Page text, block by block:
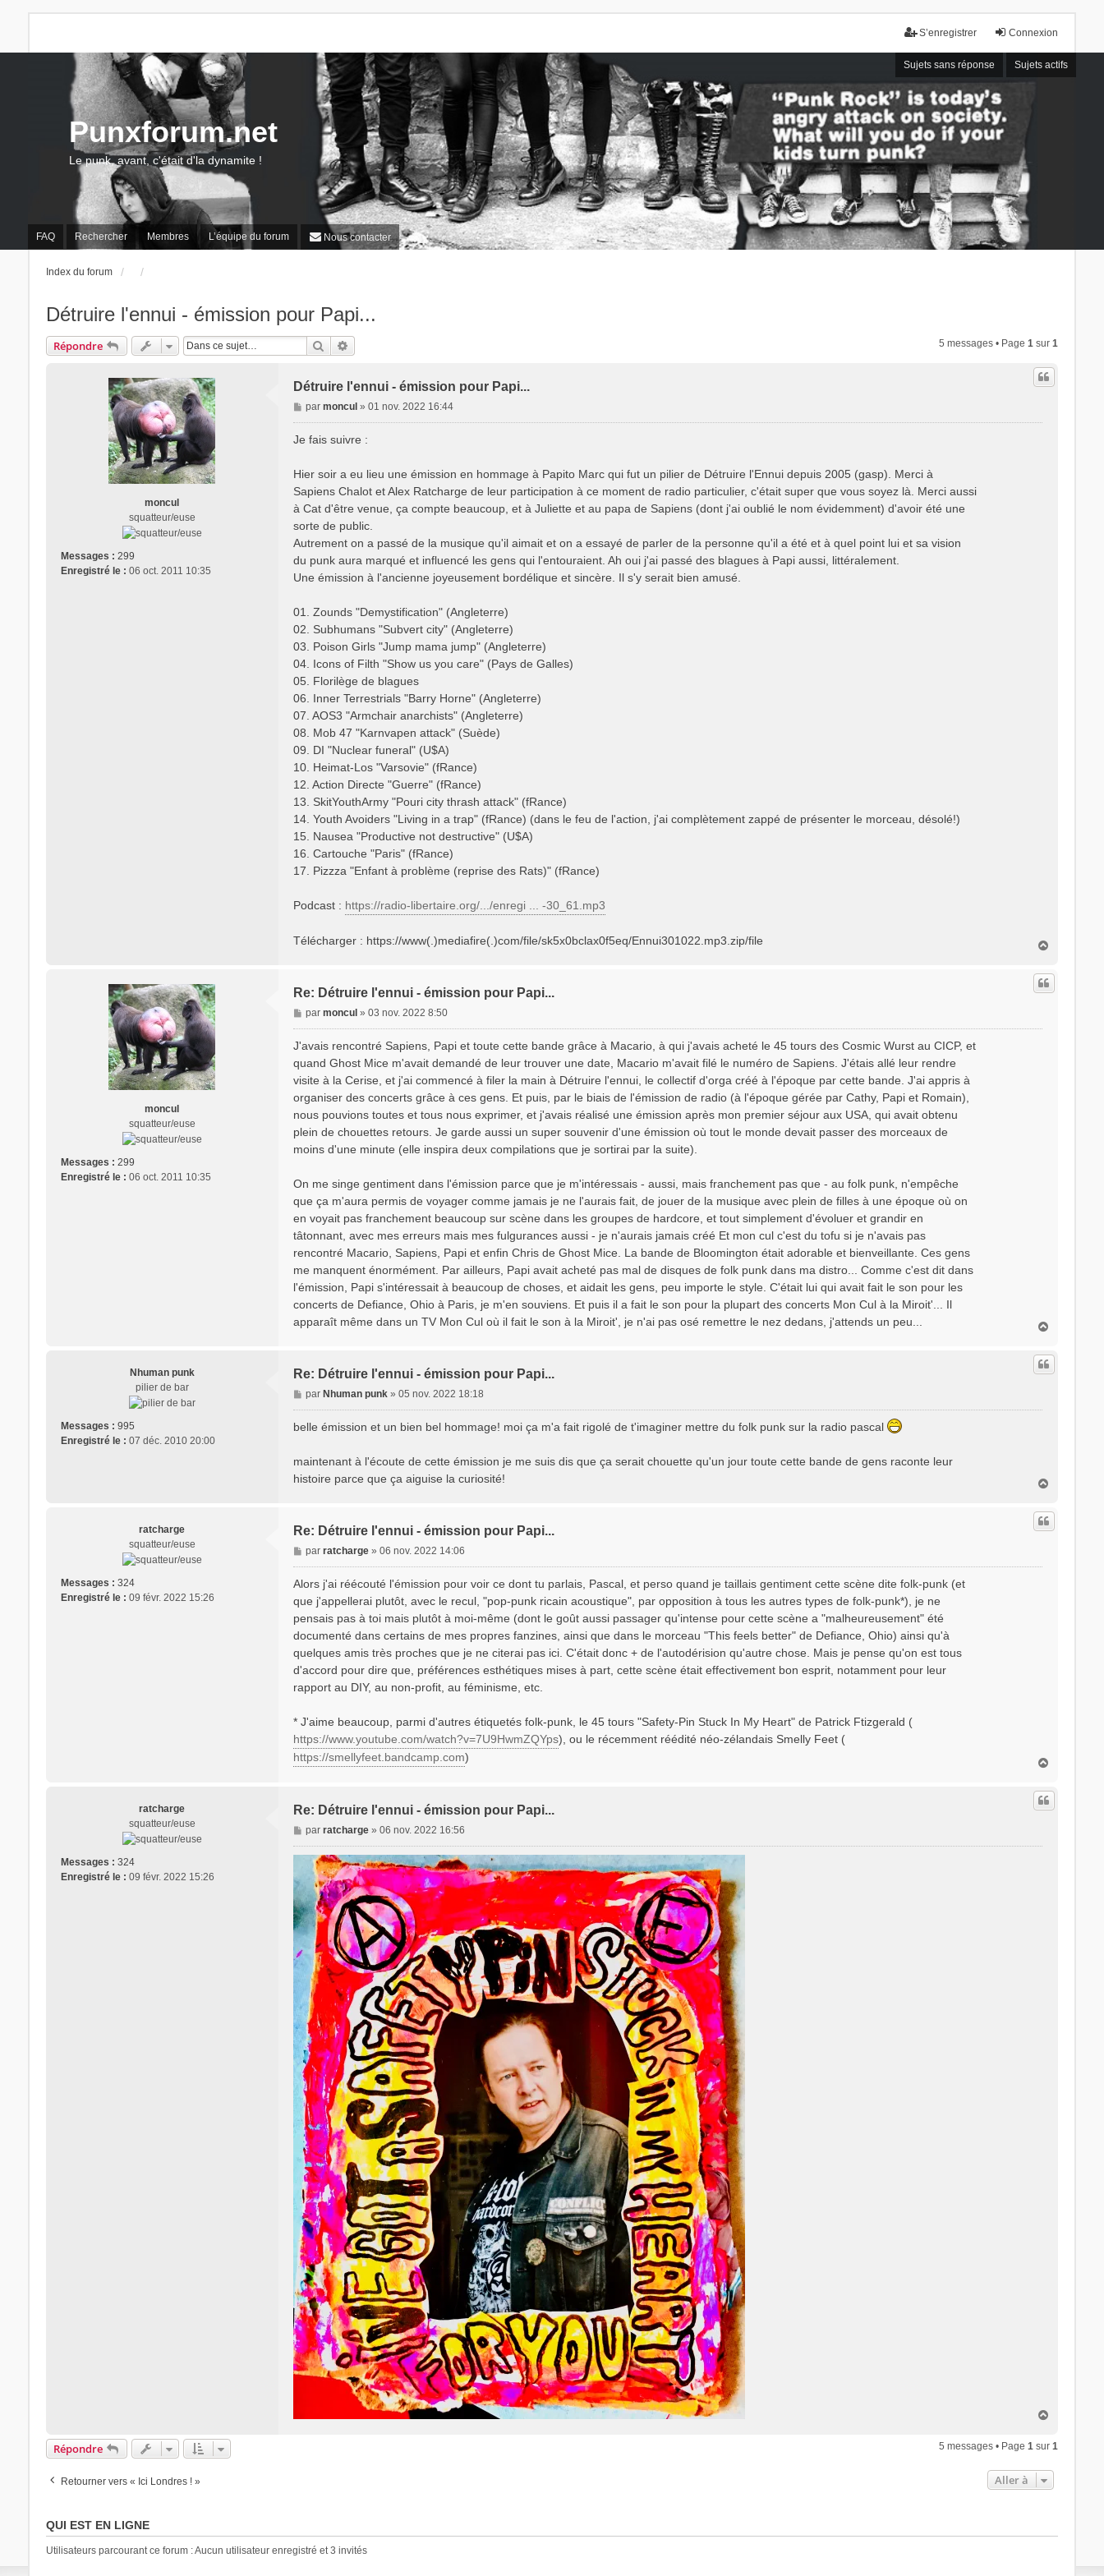
Connexion
S’enregistrer
Sujets sans réponse Sujets actifs
FAQ Rechercher Membres L’équipe du forum Nous contacter
Punxforum.net
Le punk, avant, c'était d'la dynamite !
Index du forum
Détruire l'ennui - émission pour Papi...
Répondre Rechercher 5 messages • Page1 sur1
moncul
squatteur/euse
Messages : 299
Enregistré le : 06 oct. 2011 10:35
Détruire l'ennui - émission pour Papi...
M
e
g
e
parmoncul »01 nov. 2022 16:44
Je fais suivre :
Hier soir a eu lieu une émission en hommage à Papito Marc qui fut un pilier de Détruire l'Ennui depuis 2005 (gasp). Merci à
Sapiens Chalot et Alex Ratcharge de leur participation à ce moment de radio particulier, c'était super que vous soyez là. Merci aussi
à Cat d'être venue, ça compte beaucoup, et à Juliette et au papa de Sapiens (dont j'ai oublié le nom évidemment) d'avoir été une
sorte de public.
Autrement on a passé de la musique qu'il aimait et on a essayé de parler de la personne qu'il a été et à quel point lui et sa vision
du punk aura marqué et influencé les gens qui l'entouraient. Ah oui j'ai passé des blagues à Papi aussi, littéralement.
Une émission à l'ancienne joyeusement bordélique et sincère. Il s'y serait bien amusé.
01. Zounds "Demystification" (Angleterre)
02. Subhumans "Subvert city" (Angleterre)
03. Poison Girls "Jump mama jump" (Angleterre)
04. Icons of Filth "Show us you care" (Pays de Galles)
05. Florilège de blagues
06. Inner Terrestrials "Barry Horne" (Angleterre)
07. AOS3 "Armchair anarchists" (Angleterre)
08. Mob 47 "Karnvapen attack" (Suède)
09. DI "Nuclear funeral" (U$A)
10. Heimat-Los "Varsovie" (fRance)
12. Action Directe "Guerre" (fRance)
13. SkitYouthArmy "Pouri city thrash attack" (fRance)
14. Youth Avoiders "Living in a trap" (fRance) (dans le feu de l'action, j'ai complètement zappé de présenter le morceau, désolé!)
15. Nausea "Productive not destructive" (U$A)
16. Cartouche "Paris" (fRance)
17. Pizzza "Enfant à problème (reprise des Rats)" (fRance)
Podcast : https://radio-libertaire.org/.../enregi ... -30_61.mp3
Télécharger : https://www(.)mediafire(.)com/file/sk5x0bclax0f5eq/Ennui301022.mp3.zip/file
u
moncul
squatteur/euse
Messages : 299
Enregistré le : 06 oct. 2011 10:35
Re: Détruire l'ennui - émission pour Papi...
M
e
a
g
e
parmoncul »03 nov. 2022 8:50
J'avais rencontré Sapiens, Papi et toute cette bande grâce à Macario, à qui j'avais acheté le 45 tours des Cosmic Wurst au CICP, et
quand Ghost Mice m'avait demandé de leur trouver une date, Macario m'avait filé le numéro de Sapiens. J'étais allé leur rendre
visite à la Cerise, et j'ai commencé à filer la main à Détruire l'ennui, le collectif d'orga créé à l'époque par cette bande. J'ai appris à
organiser des concerts grâce à ces gens. Et puis, par le biais de l'émission de radio (à l'époque gérée par Cathy, Papi et Romain),
nous pouvions toutes et tous nous exprimer, et j'avais réalisé une émission après mon premier séjour aux USA, qui avait obtenu
plein de chouettes retours. Je garde aussi un super souvenir d'une émission où tout le monde devait passer des morceaux de
moins d'une minute (elle inspira deux compilations que je sortirai par la suite).
On me singe gentiment dans l'émission parce que je m'intéressais - aussi, mais franchement pas que - au folk punk, n'empêche
que ça m'aura permis de voyager comme jamais je ne l'aurais fait, de jouer de la musique avec plein de filles à une époque où on
en voyait pas franchement beaucoup sur scène dans les groupes de hardcore, et tout simplement d'évoluer et grandir en
tâtonnant, avec mes erreurs mais mes fulgurances aussi - je n'aurais jamais créé Et mon cul c'est du tofu si je n'avais pas
rencontré Macario, Sapiens, Papi et enfin Chris de Ghost Mice. La bande de Bloomington était adorable et bienveillante. Ces gens
me manquent énormément. Par ailleurs, Papi avait acheté pas mal de disques de folk punk dans ma distro... Comme c'est dit dans
l'émission, Papi s'intéressait à beaucoup de choses, et aidait les gens, peu importe le style. C'était lui qui avait fait le son pour les
concerts de Defiance, Ohio à Paris, je m'en souviens. Et puis il a fait le son pour la plupart des concerts Mon Cul à la Miroit'... Il
apparaît même dans un TV Mon Cul où il fait le son à la Miroit', je n'ai pas osé remettre le nez dedans, j'attends un peu...
u
Nhuman punk
pilier de bar
Messages : 995
Enregistré le : 07 déc. 2010 20:00
Re: Détruire l'ennui - émission pour Papi...
M
e
s
g
e
parNhuman punk »05 nov. 2022 18:18
belle émission et un bien bel hommage! moi ça m'a fait rigolé de t'imaginer mettre du folk punk sur la radio pascal
maintenant à l'écoute de cette émission je me suis dis que ça serait chouette qu'un jour toute cette bande de gens raconte leur
histoire parce que ça aiguise la curiosité!
u
ratcharge
squatteur/euse
Messages : 324
Enregistré le : 09 févr. 2022 15:26
Re: Détruire l'ennui - émission pour Papi...
M
e
s
a
g
e
parratcharge »06 nov. 2022 14:06
Alors j'ai réécouté l'émission pour voir ce dont tu parlais, Pascal, et perso quand je taillais gentiment cette scène dite folk-punk (et
que j'appellerai plutôt, avec le recul, "pop-punk ricain acoustique", par opposition à tous les autres types de folk-punk*), je ne
pensais pas à toi mais plutôt à moi-même (dont le goût aussi passager qu'intense pour cette scène a "malheureusement" été
documenté dans certains de mes propres fanzines, ainsi que dans le morceau "This feels better" de Defiance, Ohio) ainsi qu'à
quelques amis très proches que je ne citerai pas ici. C'était donc + de l'autodérision qu'autre chose. Mais je pense qu'on est tous
d'accord pour dire que, préférences esthétiques mises à part, cette scène était effectivement bon esprit, notamment pour leur
rapport au DIY, au non-profit, au féminisme, etc.
* J'aime beaucoup, parmi d'autres étiquetés folk-punk, le 45 tours "Safety-Pin Stuck In My Heart" de Patrick Ftizgerald (
https://www.youtube.com/watch?v=7U9HwmZQYps), ou le récemment réédité néo-zélandais Smelly Feet (
https://smellyfeet.bandcamp.com)
u
ratcharge
squatteur/euse
Messages : 324
Enregistré le : 09 févr. 2022 15:26
Re: Détruire l'ennui - émission pour Papi...
M
e
s
g
e
parratcharge »06 nov. 2022 16:56
u
t
Répondre 5 messages • Page1 sur1
Retourner vers « Ici Londres ! » Aller à
QUI EST EN LIGNE
Utilisateurs parcourant ce forum : Aucun utilisateur enregistré et 3 invités